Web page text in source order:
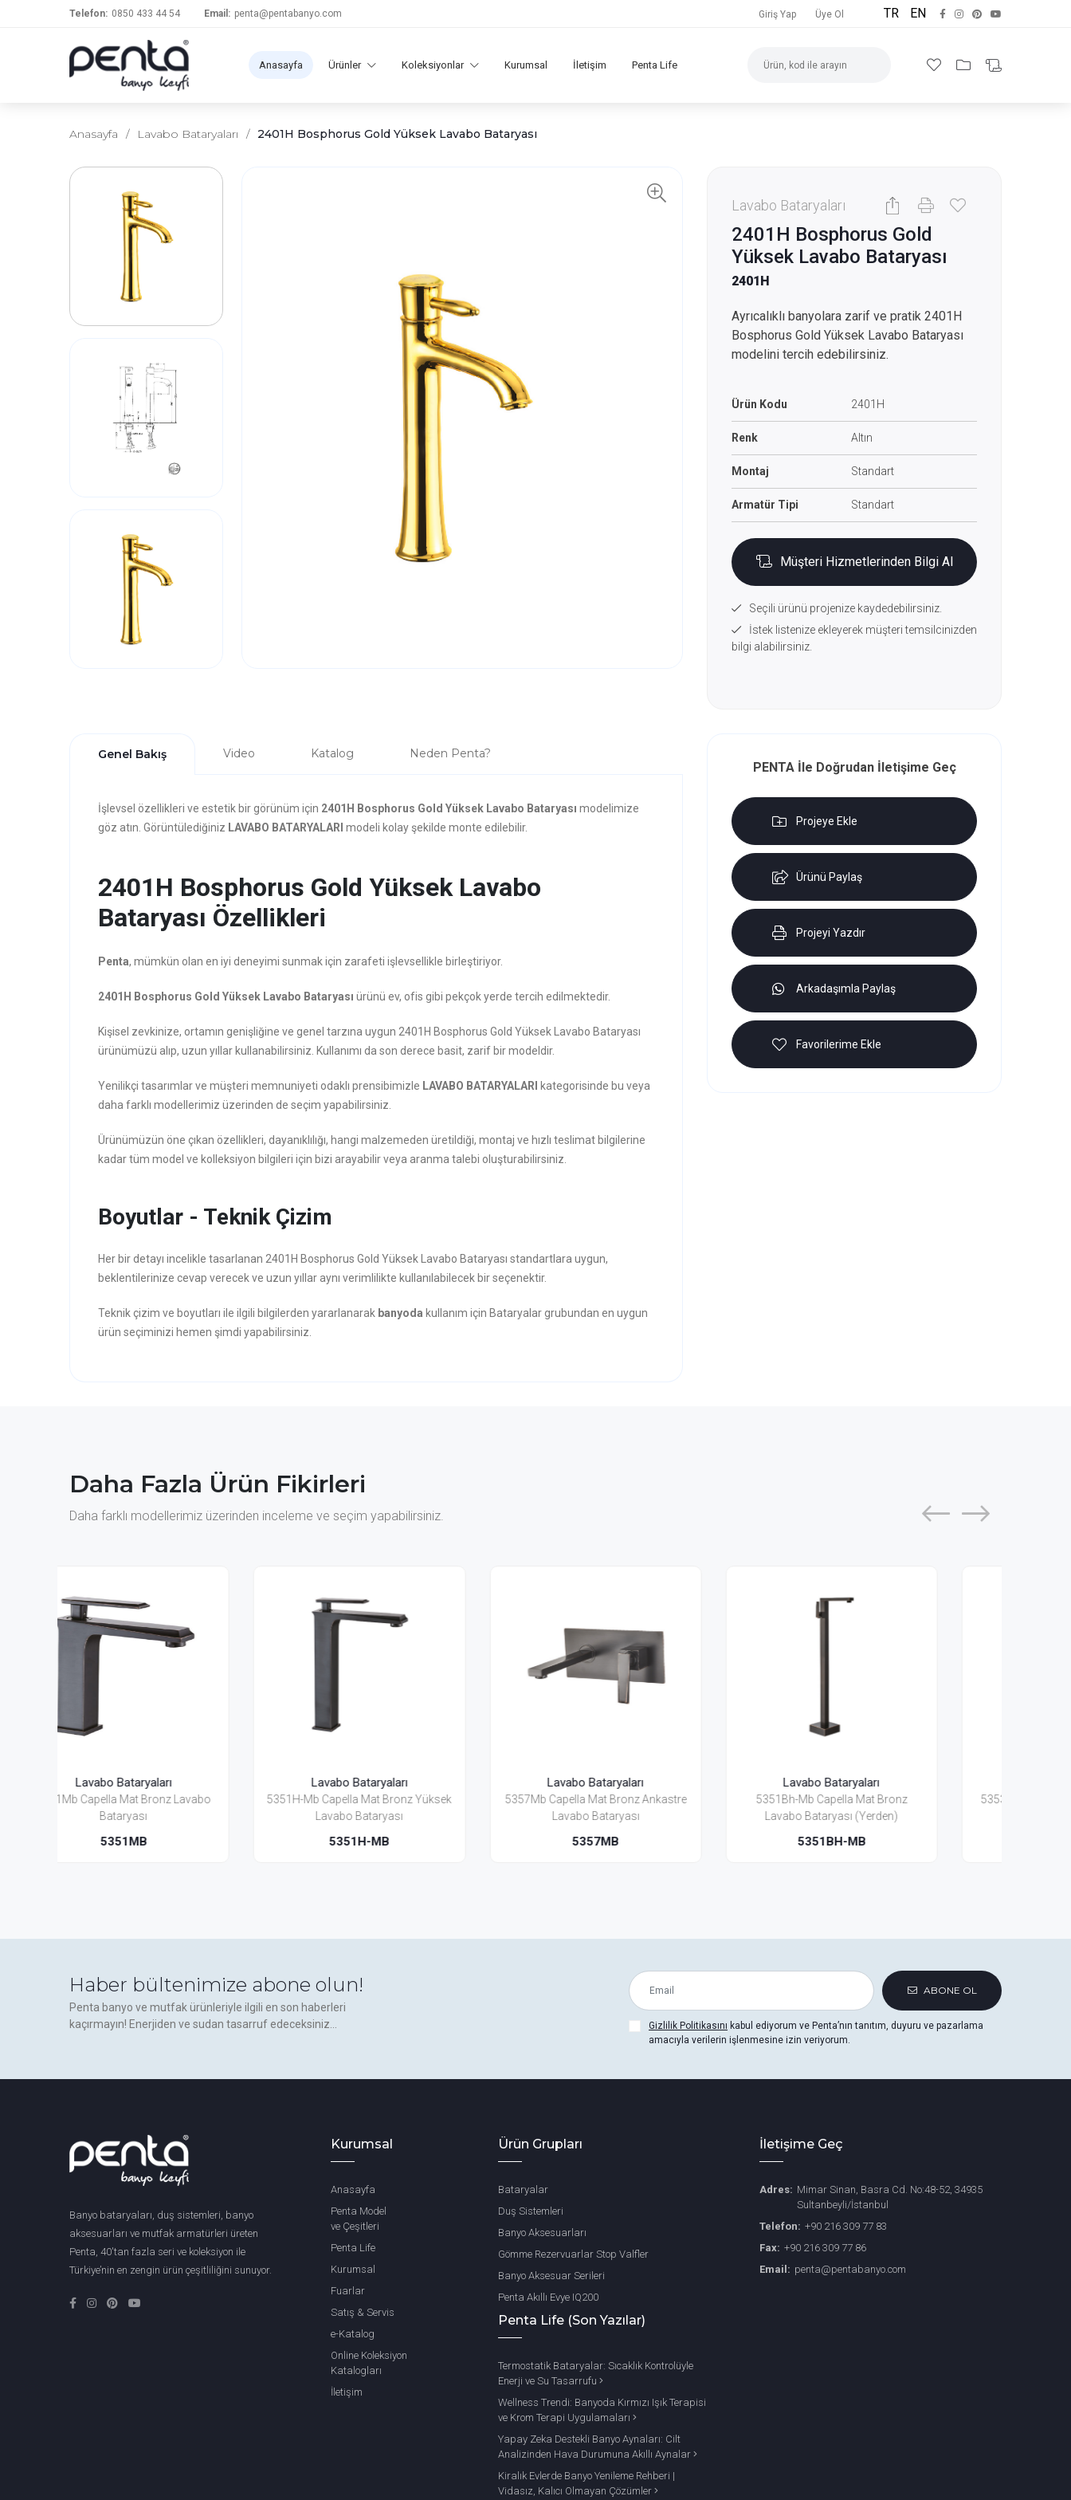
Telefon: 0850 433 44 54 Email: penta@pentabanyo.com Giriş Yap Üye Ol TR EN
Anasayfa Ürünler Koleksiyonlar Kurumsal İletişim Penta Life
Anasayfa / Lavabo Bataryaları / 2401H Bosphorus Gold Yüksek Lavabo Bataryası
Lavabo Bataryaları
2401H Bosphorus Gold
Yüksek Lavabo Bataryası
2401H
Ayrıcalıklı banyolara zarif ve pratik 2401H
Bosphorus Gold Yüksek Lavabo Bataryası
modelini tercih edebilirsiniz.
Ürün Kodu 2401H
Renk Altın
Montaj Standart
Armatür Tipi Standart
Müşteri Hizmetlerinden Bilgi Al
Seçili ürünü projenize kaydedebilirsiniz.
İstek listenize ekleyerek müşteri temsilcinizden
bilgi alabilirsiniz.
Genel Bakış Video Katalog Neden Penta?
İşlevsel özellikleri ve estetik bir görünüm için 2401H Bosphorus Gold Yüksek Lavabo Bataryası modelimize
göz atın. Görüntülediğiniz LAVABO BATARYALARI modeli kolay şekilde monte edilebilir.
2401H Bosphorus Gold Yüksek Lavabo
Bataryası Özellikleri
Penta, mümkün olan en iyi deneyimi sunmak için zarafeti işlevsellikle birleştiriyor.
2401H Bosphorus Gold Yüksek Lavabo Bataryası ürünü ev, ofis gibi pekçok yerde tercih edilmektedir.
Kişisel zevkinize, ortamın genişliğine ve genel tarzına uygun 2401H Bosphorus Gold Yüksek Lavabo Bataryası
ürünümüzü alıp, uzun yıllar kullanabilirsiniz. Kullanımı da son derece basit, zarif bir modeldir.
Yenilikçi tasarımlar ve müşteri memnuniyeti odaklı prensibimizle LAVABO BATARYALARI
kategorisinde bu veya
daha farklı modellerimiz üzerinden de seçim yapabilirsiniz.
Ürünümüzün öne çıkan özellikleri, dayanıklılığı, hangi malzemeden üretildiği, montaj ve hızlı teslimat bilgilerine
kadar tüm model ve kolleksiyon bilgileri için bizi arayabilir veya aranma talebi oluşturabilirsiniz.
Boyutlar - Teknik Çizim
Her bir detayı incelikle tasarlanan 2401H Bosphorus Gold Yüksek Lavabo Bataryası standartlara uygun,
beklentilerinize cevap verecek ve uzun yıllar aynı verimlilikte kullanılabilecek bir seçenektir.
Teknik çizim ve boyutları ile ilgili bilgilerden yararlanarak banyoda kullanım için Bataryalar grubundan en uygun
ürün seçiminizi hemen şimdi yapabilirsiniz.
PENTA İle Doğrudan İletişime Geç
Projeye Ekle
Ürünü Paylaş
Projeyi Yazdır
Arkadaşımla Paylaş
Favorilerime Ekle
Daha Fazla Ürün Fikirleri
Daha farklı modellerimiz üzerinden inceleme ve seçim yapabilirsiniz.
Lavabo Bataryaları
5351H-Mb Capella Mat Bronz Yüksek
Lavabo Bataryası
Lavabo Bataryaları
5357Mb Capella Mat Bronz Ankastre
Lavabo Bataryası
Lavabo Bataryaları
5351Bh-Mb Capella Mat Bronz
Lavabo Bataryası (Yerden)
5351BH-MB
Lavabo Bataryaları
5353Mb Capella Mat Bronz Lavabo
Bataryası(3 Delikli)
5353MB
Haber bültenimize abone olun!
Penta banyo ve mutfak ürünleriyle ilgili en son haberleri
kaçırmayın! Enerjiden ve sudan tasarruf edeceksiniz...
ABONE OL
Gizlilik Politikasını kabul ediyorum ve Penta’nın tanıtım, duyuru ve pazarlama
amacıyla verilerin işlenmesine izin veriyorum.
Banyo bataryaları, duş sistemleri, banyo
aksesuarları ve mutfak armatürleri üreten
Penta, 40'tan fazla seri ve koleksiyon ile
Türkiye’nin en zengin ürün çeşitliliğini sunuyor.
Kurumsal
Anasayfa
Penta Model
ve Çeşitleri
Penta Life
Kurumsal
Fuarlar
Satış & Servis
e-Katalog
Online Koleksiyon
Katalogları
İletişim
Ürün Grupları
Bataryalar
Duş Sistemleri
Banyo Aksesuarları
Gömme Rezervuarlar Stop Valfler
Banyo Aksesuar Serileri
Penta Akıllı Evye IQ200
Penta Life (Son Yazılar)
Termostatik Bataryalar: Sıcaklık Kontrolüyle
Enerji ve Su Tasarrufu
Wellness Trendi: Banyoda Kırmızı Işık Terapisi
ve Krom Terapi Uygulamaları
Yapay Zeka Destekli Banyo Aynaları: Cilt
Analizinden Hava Durumuna Akıllı Aynalar
Kiralık Evlerde Banyo Yenileme Rehberi |
Vidasız, Kalıcı Olmayan Çözümler
İletişime Geç
Adres: Mimar Sinan, Basra Cd. No:48-52, 34935
Sultanbeyli/İstanbul
Telefon: +90 216 309 77 83
Fax: +90 216 309 77 86
Email: penta@pentabanyo.com